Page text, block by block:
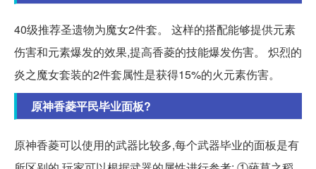
40级推荐圣遗物为魔女2件套。 这样的搭配能够提供元素
伤害和元素爆发的效果,提高香菱的技能爆发伤害。 炽烈的
炎之魔女套装的2件套属性是获得15%的火元素伤害。
原神香菱平民毕业面板?
原神香菱可以使用的武器比较多,每个武器毕业的面板是有